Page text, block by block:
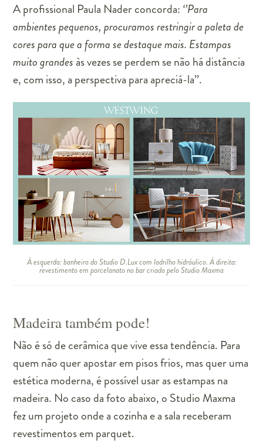
A profissional Paula Nader concorda: ‘’Para
ambientes pequenos, procuramos restringir a paleta de
cores para que a forma se destaque mais. Estampas
muito grandes às vezes se perdem se não há distância
e, com isso, a perspectiva para apreciá-la’’.
À esquerda: banheiro do Studio D.Lux com ladrilho hidráulico. À direita:
revestimento em porcelanato no bar criado pelo Studio Maxma
Madeira também pode!
Não é só de cerâmica que vive essa tendência. Para
quem não quer apostar em pisos frios, mas quer uma
estética moderna, é possível usar as estampas na
madeira. No caso da foto abaixo, o Studio Maxma
fez um projeto onde a cozinha e a sala receberam
revestimentos em parquet.